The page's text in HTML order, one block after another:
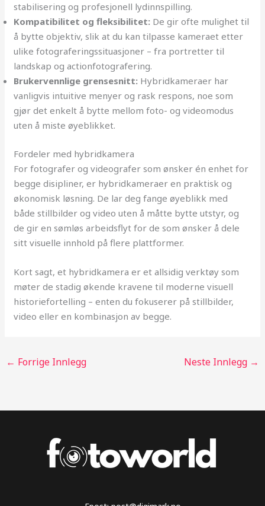
stabilisering og profesjonell lydinnspilling.
Kompatibilitet og fleksibilitet: De gir ofte mulighet til
å bytte objektiv, slik at du kan tilpasse kameraet etter
ulike fotograferingssituasjoner – fra portretter til
landskap og actionfotografering.
Brukervennlige grensesnitt: Hybridkameraer har
vanligvis intuitive menyer og rask respons, noe som
gjør det enkelt å bytte mellom foto- og videomodus
uten å miste øyeblikket.
Fordeler med hybridkamera
For fotografer og videografer som ønsker én enhet for
begge disipliner, er hybridkameraer en praktisk og
økonomisk løsning. De lar deg fange øyeblikk med
både stillbilder og video uten å måtte bytte utstyr, og
de gir en sømløs arbeidsflyt for de som ønsker å dele
sitt visuelle innhold på flere plattformer.
Kort sagt, et hybridkamera er et allsidig verktøy som
møter de stadig økende kravene til moderne visuell
historiefortelling – enten du fokuserer på stillbilder,
video eller en kombinasjon av begge.
← Forrige Innlegg Neste Innlegg →